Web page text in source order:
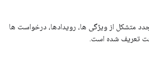
متشکل از ویژگی ها، رویدادها، درخواست ها
تعریف شده است.